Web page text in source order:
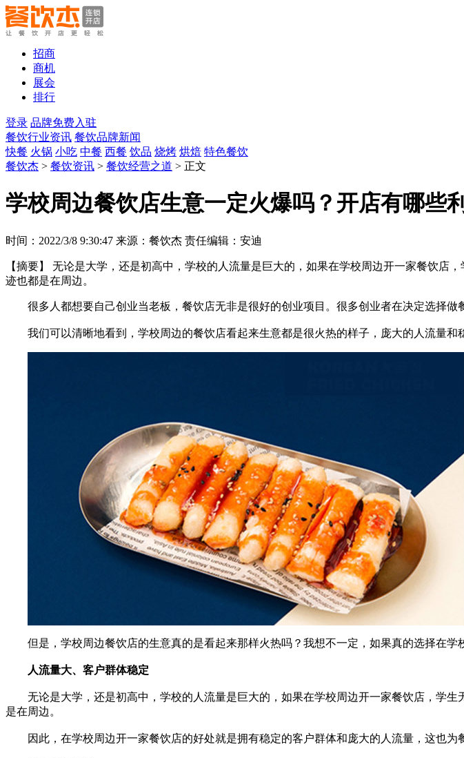
招商
商机
展会
排行
登录 品牌免费入驻
餐饮行业资讯 餐饮品牌新闻
快餐 火锅 小吃 中餐 西餐 饮品 烧烤 烘焙 特色餐饮
餐饮杰 > 餐饮资讯 > 餐饮经营之道 > 正文
学校周边餐饮店生意一定火爆吗？开店有哪些
时间：2022/3/8 9:30:47 来源：餐饮杰 责任编辑：安迪
【摘要】
无论是大学，还是初高中，学校的人流量是巨大的，如果在学校周边开一家餐饮店
迹也都是在周边。
很多人都想要自己创业当老板，餐饮店无非是很好的创业项目。很多创业者在决定选择做
我们可以清晰地看到，学校周边的餐饮店看起来生意都是很火热的样子，庞大的人流量和
但是，学校周边餐饮店的生意真的是看起来那样火热吗？我想不一定，如果真的选择在学
人流量大、客户群体稳定
无论是大学，还是初高中，学校的人流量是巨大的，如果在学校周边开一家餐饮店，学生
是在周边。
因此，在学校周边开一家餐饮店的好处就是拥有稳定的客户群体和庞大的人流量，这也为